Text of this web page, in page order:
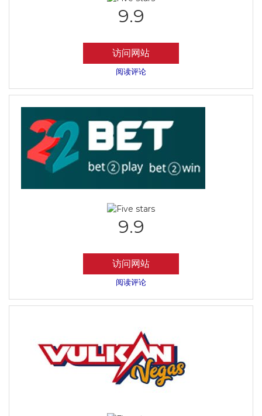
9.9
访问网站
阅读评论
9.9
访问网站
阅读评论